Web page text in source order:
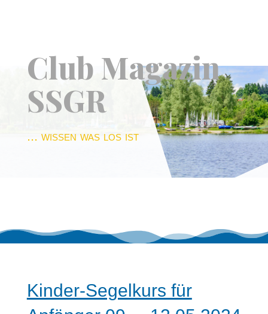
Club Magazin
SSGR
... wissen was los ist
Kinder-Segelkurs für